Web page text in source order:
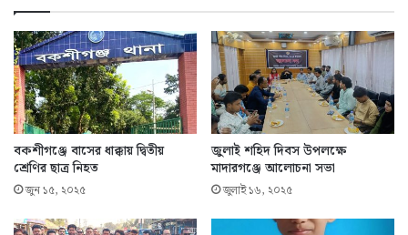
বকশীগঞ্জে বাসের ধাক্কায় দ্বিতীয়
শ্রেণির ছাত্র নিহত
জুন ১৫, ২০২৫
জুলাই শহিদ দিবস উপলক্ষে
মাদারগঞ্জে আলোচনা সভা
জুলাই ১৬, ২০২৫